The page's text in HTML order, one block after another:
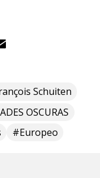
Schuiten
OSCURAS
#Europeo